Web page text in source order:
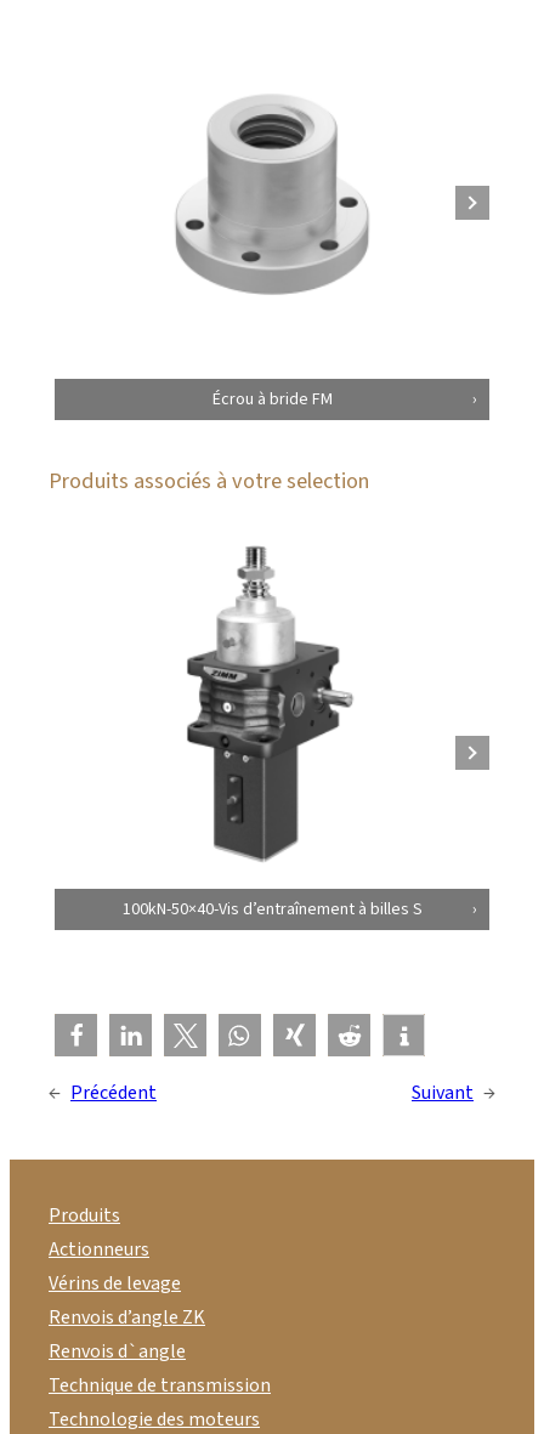
Écrou à bride FM
Produits associés à votre selection
100kN-50×40-Vis d’entraînement à billes S
← Précédent Suivant →
Produits
Actionneurs
Vérins de levage
Renvois d’angle ZK
Renvois d`angle
Technique de transmission
Technologie des moteurs